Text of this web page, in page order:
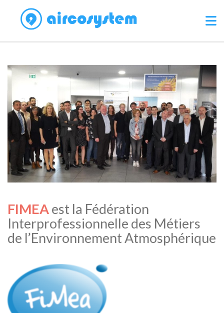
FIMEAest la Fédération
Interprofessionnelle des Métiers
de l’Environnement Atmosphérique